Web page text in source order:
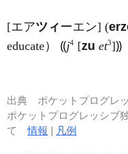
[エアツィーエン] (
educate） ⸨j4 [zu et3]⸩
出典 ポケットプログレ
ポケットプログレッシブ
て情報 | 凡例